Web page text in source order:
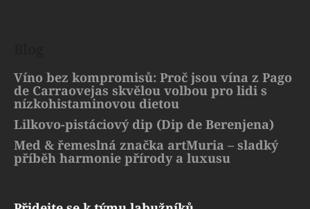
Víno bez kompromisů: Proč jsou vína z Pago
de Carraovejas skvělou volbou pro lidi s
nízkohistaminovou dietou
Lilkovo-pistáciový dip (Dip de Berenjena)
Med & řemeslná značka artMuria – sladký
příběh harmonie přírody a luxusu